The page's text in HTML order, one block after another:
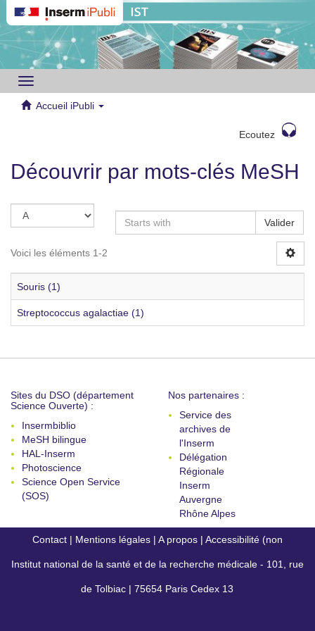
Toggle
navigation
Accueil iPubli
Ecoutez
Découvrir par mots-clés MeSH
Valider
Voici les éléments 1-2
Souris (1)
Streptococcus agalactiae (1)
Sites du DSO (département
Science Ouverte) :
Insermbiblio
MeSH bilingue
HAL-Inserm
Photoscience
Science Open Service
(SOS)
Nos partenaires :
Service des
archives de
l'Inserm
Délégation
Régionale
Inserm
Auvergne
Rhône Alpes
Contact | Mentions légales | A propos | Accessibilité (non
conforme)
Institut national de la santé et de la recherche médicale - 101, rue
de Tolbiac | 75654 Paris Cedex 13